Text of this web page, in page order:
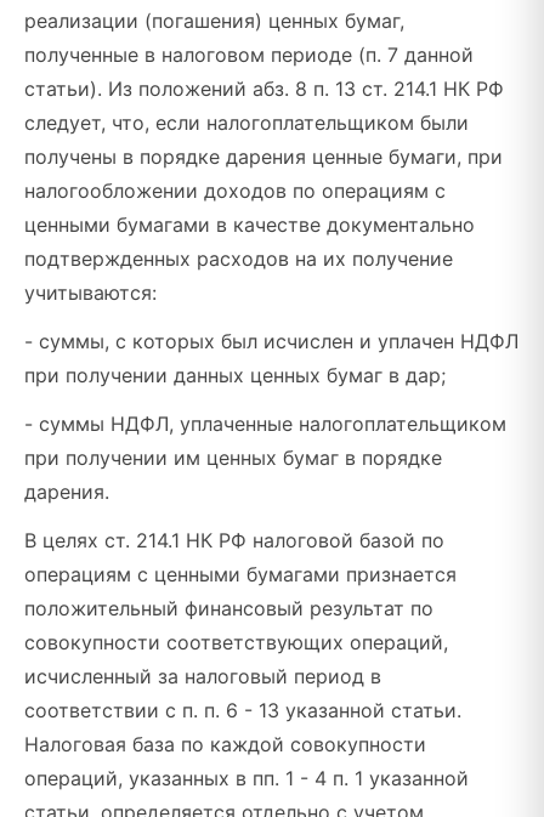
реализации (погашения) ценных бумаг,
полученные в налоговом периоде (п. 7 данной
статьи). Из положений абз. 8 п. 13 ст. 214.1 НК РФ
следует, что, если налогоплательщиком были
получены в порядке дарения ценные бумаги, при
налогообложении доходов по операциям с
ценными бумагами в качестве документально
подтвержденных расходов на их получение
учитываются:
- суммы, с которых был исчислен и уплачен НДФЛ
при получении данных ценных бумаг в дар;
- суммы НДФЛ, уплаченные налогоплательщиком
при получении им ценных бумаг в порядке
дарения.
В целях ст. 214.1 НК РФ налоговой базой по
операциям с ценными бумагами признается
положительный финансовый результат по
совокупности соответствующих операций,
исчисленный за налоговый период в
соответствии с п. п. 6 - 13 указанной статьи.
Налоговая база по каждой совокупности
операций, указанных в пп. 1 - 4 п. 1 указанной
статьи, определяется отдельно с учетом